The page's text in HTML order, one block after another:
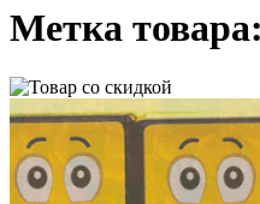
Метка товара: